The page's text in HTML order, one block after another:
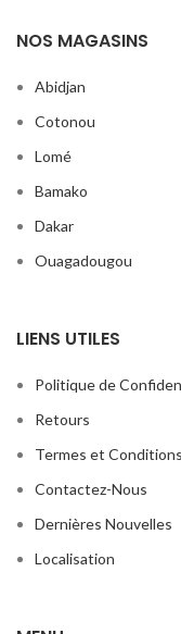
NOS MAGASINS
Abidjan
Cotonou
Lomé
Bamako
Dakar
Ouagadougou
LIENS UTILES
Politique de
Retours
Termes et Conditions
Contactez-Nous
Dernières Nouvelles
Localisation